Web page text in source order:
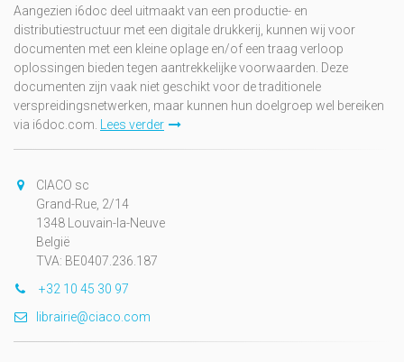
Aangezien i6doc deel uitmaakt van een productie- en
distributiestructuur met een digitale drukkerij, kunnen wij voor
documenten met een kleine oplage en/of een traag verloop
oplossingen bieden tegen aantrekkelijke voorwaarden. Deze
documenten zijn vaak niet geschikt voor de traditionele
verspreidingsnetwerken, maar kunnen hun doelgroep wel bereiken
via i6doc.com. Lees verder
CIACO sc
Grand-Rue, 2/14
1348 Louvain-la-Neuve
België
TVA: BE0407.236.187
+32 10 45 30 97
librairie@ciaco.com